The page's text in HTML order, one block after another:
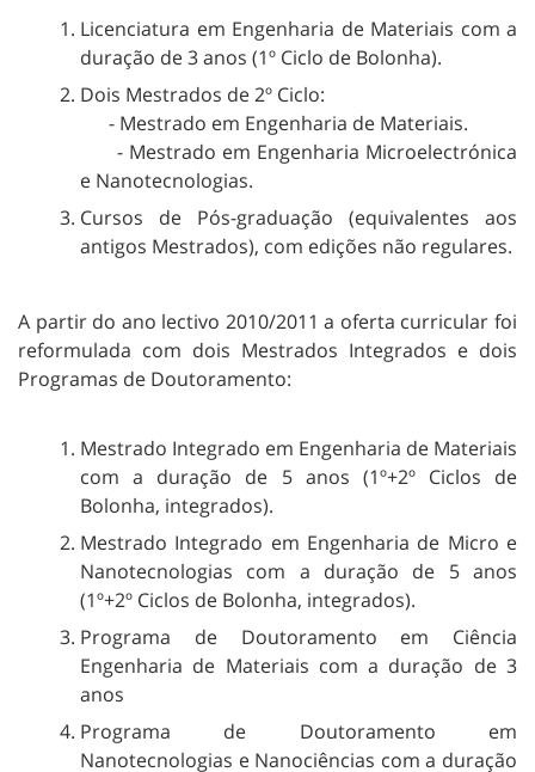
Licenciatura em Engenharia de Materiais com a
duração de 3 anos (1º Ciclo de Bolonha).
Dois Mestrados de 2º Ciclo:
- Mestrado em Engenharia de Materiais.
- Mestrado em Engenharia Microelectrónica
e Nanotecnologias.
Cursos de Pós-graduação (equivalentes aos
antigos Mestrados), com edições não regulares.
A partir do ano lectivo 2010/2011 a oferta curricular foi
reformulada com dois Mestrados Integrados e dois
Programas de Doutoramento:
Mestrado Integrado em Engenharia de Materiais
com a duração de 5 anos (1º+2º Ciclos de
Bolonha, integrados).
Mestrado Integrado em Engenharia de Micro e
Nanotecnologias com a duração de 5 anos
(1º+2º Ciclos de Bolonha, integrados).
Programa de Doutoramento em Ciência
Engenharia de Materiais com a duração de 3
anos
Programa de Doutoramento em
Nanotecnologias e Nanociências com a duração